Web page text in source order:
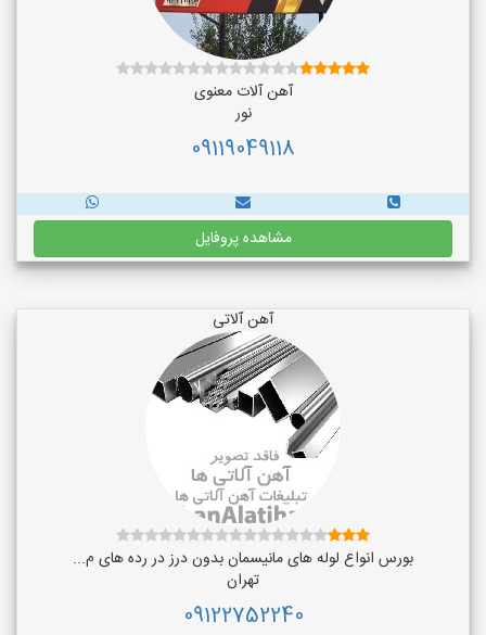
آهن آلات معنوی
نور
09119049118
مشاهده پروفایل
آهن آلاتی
بورس انواع لوله های مانیسمان بدون درز در رده های م...
تهران
09122752240